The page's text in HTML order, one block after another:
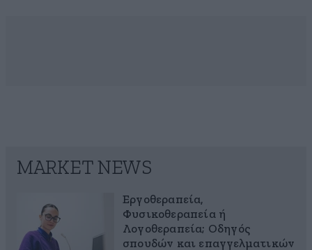
MARKET NEWS
Εργοθεραπεία,
Φυσικοθεραπεία ή
Λογοθεραπεία; Οδηγός
σπουδών και επαγγελματικών